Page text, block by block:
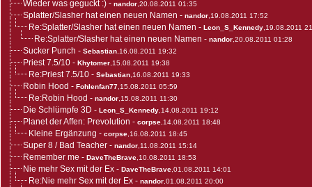
Wieder was geguckt :) - nandor ,20.08.2011 01:35
Splatter/Slasher hat einen neuen Namen - nandor ,19.08.2011 17:52
Re:Splatter/Slasher hat einen neuen Namen - Leon_S_Kennedy ,19.08.2011
Re:Splatter/Slasher hat einen neuen Namen - nandor ,20.08.2011 01:28
Sucker Punch - Sebastian ,16.08.2011 19:32
Priest 7.5/10 - Khytomer ,15.08.2011 19:38
Re:Priest 7.5/10 - Sebastian ,16.08.2011 19:33
Robin Hood - Fohlenfan77 ,15.08.2011 05:59
Re:Robin Hood - nandor ,15.08.2011 11:30
Die Schlümpfe 3D - Leon_S_Kennedy ,14.08.2011 19:12
Planet der Affen: Prevolution - corpse ,14.08.2011 18:48
Kleine Ergänzung - corpse ,16.08.2011 18:45
Super 8 / Bad Teacher - nandor ,11.08.2011 15:14
Remember me - DaveTheBrave ,10.08.2011 18:53
Nie mehr Sex mit der Ex - DaveTheBrave ,01.08.2011 14:01
Re:Nie mehr Sex mit der Ex - nandor ,01.08.2011 20:00